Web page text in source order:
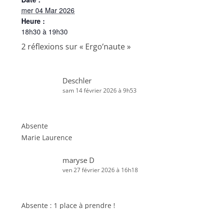
mer 04 Mar 2026
Heure :
18h30 à 19h30
2 réflexions sur « Ergo’naute»
Deschler
sam 14 février 2026 à 9h53
Absente
Marie Laurence
maryse D
ven 27 février 2026 à 16h18
Absente : 1 place à prendre !